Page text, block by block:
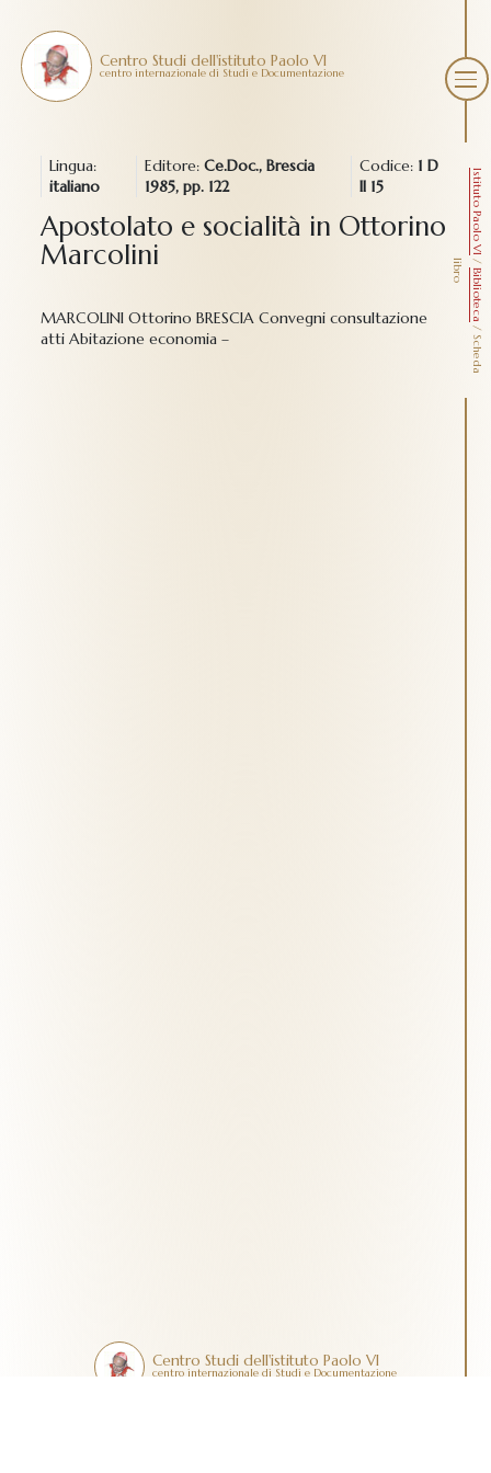
Centro Studi dell'istituto Paolo VI
centro internazionale di Studi e Documentazione
Istituto Paolo VI
/
Biblioteca
/
S
c
h
e
d
a
l
i
b
r
o
Lingua:
italiano
Editore: Ce.Doc., Brescia
1985, pp. 122
Codice: 1 D
II 15
Apostolato e socialità in Ottorino
Marcolini
MARCOLINI Ottorino BRESCIA Convegni consultazione
atti Abitazione economia –
Centro Studi dell'istituto Paolo VI
centro internazionale di Studi e Documentazione